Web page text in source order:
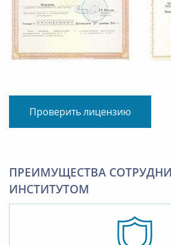
Проверить лицензию
ПРЕИМУЩЕСТВА
ИНСТИТУТОМ